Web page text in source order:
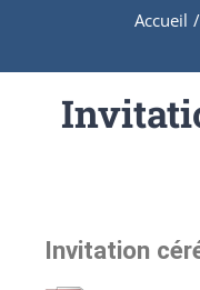
Accueil /
Invitation